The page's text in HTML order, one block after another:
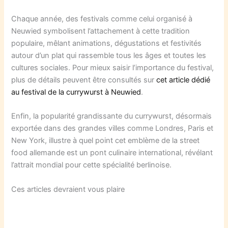
Chaque année, des festivals comme celui organisé à
Neuwied symbolisent l’attachement à cette tradition
populaire, mêlant animations, dégustations et festivités
autour d’un plat qui rassemble tous les âges et toutes les
cultures sociales. Pour mieux saisir l’importance du festival,
plus de détails peuvent être consultés surcet article dédié
au festival de la currywurst à Neuwied.
Enfin, la popularité grandissante du currywurst, désormais
exportée dans des grandes villes comme Londres, Paris et
New York, illustre à quel point cet emblème de la street
food allemande est un pont culinaire international, révélant
l’attrait mondial pour cette spécialité berlinoise.
Ces articles devraient vous plaire